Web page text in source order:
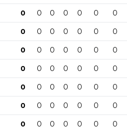
0 0 0 0 0 0 0
0 0 0 0 0 0 0
0 0 0 0 0 0 0
0 0 0 0 0 0 0
0 0 0 0 0 0 0
0 0 0 0 0 0 0
0 0 0 0 0 0 0